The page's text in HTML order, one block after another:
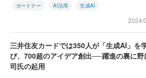
ガートナー AI活用 生成AI
2024/
三井住友カードでは350人が「生成AI」を
び、700超のアイデア創出──躍進の裏に野
司氏の起用